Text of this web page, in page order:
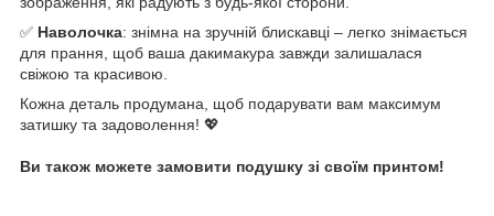
✅ Наволочка: знімна на зручній блискавці – легко знімається
для прання, щоб ваша дакимакура завжди залишалася
свіжою та красивою.
Кожна деталь продумана, щоб подарувати вам максимум
затишку та задоволення! 💖
Ви також можете замовити подушку зі своїм принтом!